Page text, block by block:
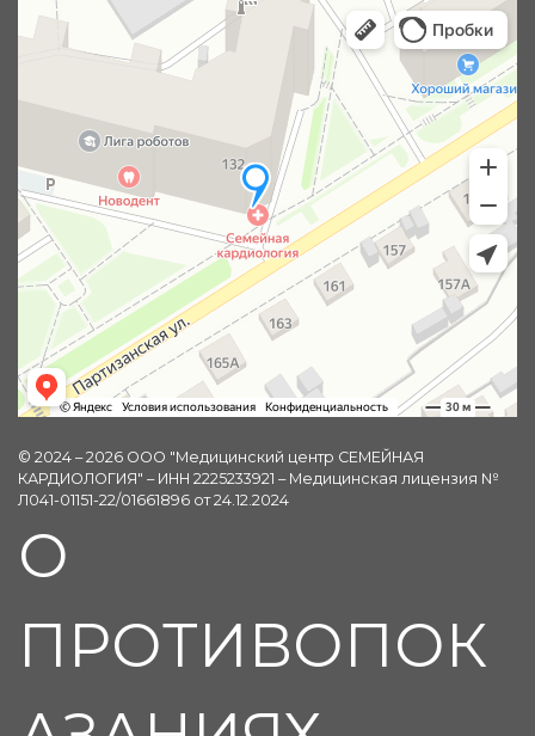
© 2024 – 2026 ООО "Медицинский центр СЕМЕЙНАЯ
КАРДИОЛОГИЯ" – ИНН 2225233921 – Медицинская лицензия №
Л041-01151-22/01661896 от 24.12.2024
О
ПРОТИВОПОК